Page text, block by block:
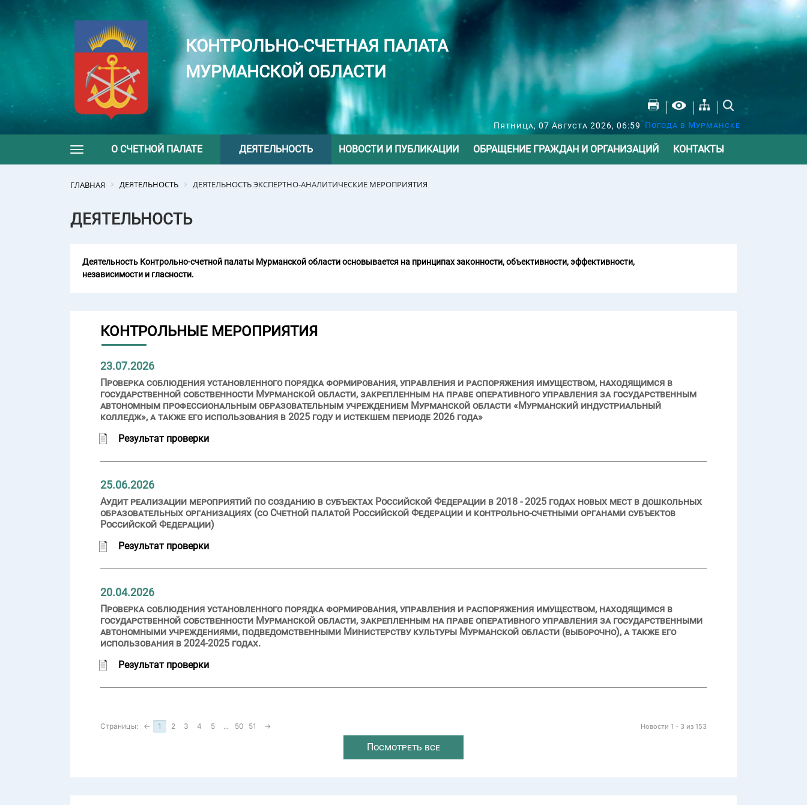
КОНТРОЛЬНО-СЧЕТНАЯ ПАЛАТА
МУРМАНСКОЙ ОБЛАСТИ
Пятница, 07 Августа 2026, 06:59 Погода в Мурманске
Toggle navigation
О СЧЕТНОЙ ПАЛАТЕ ДЕЯТЕЛЬНОСТЬ НОВОСТИ И ПУБЛИКАЦИИ ОБРАЩЕНИЕ ГРАЖДАН И ОРГАНИЗАЦИЙ КОНТАКТЫ
ГЛАВНАЯ ДЕЯТЕЛЬНОСТЬ ДЕЯТЕЛЬНОСТЬ ЭКСПЕРТНО-АНАЛИТИЧЕСКИЕ МЕРОПРИЯТИЯ
ДЕЯТЕЛЬНОСТЬ
Деятельность Контрольно-счетной палаты Мурманской области основывается на принципах законности, объективности, эффективности,
независимости и гласности.
КОНТРОЛЬНЫЕ МЕРОПРИЯТИЯ
23.07.2026
Проверка соблюдения установленного порядка формирования, управления и распоряжения имуществом, находящимся в
государственной собственности Мурманской области, закрепленным на праве оперативного управления за государственным
автономным профессиональным образовательным учреждением Мурманской области «Мурманский индустриальный
колледж», а также его использования в 2025 году и истекшем периоде 2026 года»
Результат проверки
25.06.2026
Аудит реализации мероприятий по созданию в субъектах Российской Федерации в 2018 - 2025 годах новых мест в дошкольных
образовательных организациях (со Счетной палатой Российской Федерации и контрольно-счетными органами субъектов
Российской Федерации)
Результат проверки
20.04.2026
Проверка соблюдения установленного порядка формирования, управления и распоряжения имуществом, находящимся в
государственной собственности Мурманской области, закрепленным на праве оперативного управления за государственными
автономными учреждениями, подведомственными Министерству культуры Мурманской области (выборочно), а также его
использования в 2024-2025 годах.
Результат проверки
Новости 1 - 3 из 153
Страницы: ← 1 2 3 4 5 ... 50 51 →
Посмотреть все